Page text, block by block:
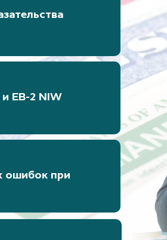
EB-2 NIW
ошибок при